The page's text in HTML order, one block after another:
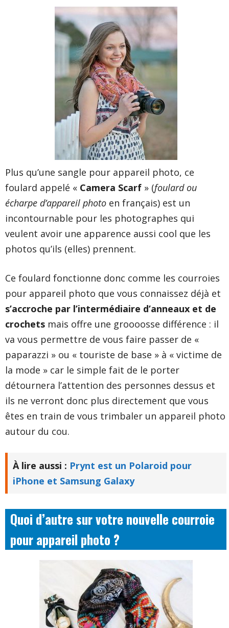
Plus qu’une sangle pour appareil photo, ce
foulard appelé « Camera Scarf » (foulard ou
écharpe d’appareil photo en français) est un
incontournable pour les photographes qui
veulent avoir une apparence aussi cool que les
photos qu’ils (elles) prennent.
Ce foulard fonctionne donc comme les courroies
pour appareil photo que vous connaissez déjà et
s’accroche par l’intermédiaire d’anneaux et de
crochets mais offre une groooosse différence : il
va vous permettre de vous faire passer de «
paparazzi » ou « touriste de base » à « victime de
la mode » car le simple fait de le porter
détournera l’attention des personnes dessus et
ils ne verront donc plus directement que vous
êtes en train de vous trimbaler un appareil photo
autour du cou.
À lire aussi : Prynt est un Polaroid pour
iPhone et Samsung Galaxy
Quoi d’autre sur votre nouvelle courroie
pour appareil photo ?